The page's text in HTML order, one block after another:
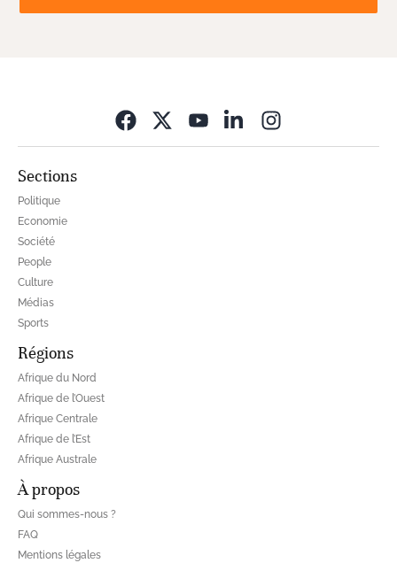
Sections
Politique
Economie
Société
People
Culture
Médias
Sports
Régions
Afrique du Nord
Afrique de l’Ouest
Afrique Centrale
Afrique de l’Est
Afrique Australe
À propos
Qui sommes-nous ?
FAQ
Mentions légales